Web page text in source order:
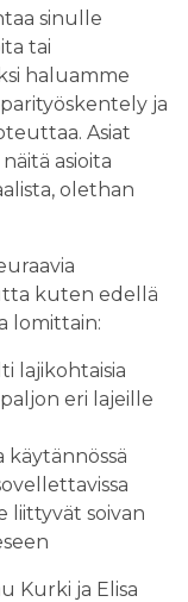
sinulle
tai
haluamme
ja
Asiat
asioita
olethan
kuten edellä
lomittain:
lajikohtaisia
eri lajeille
liittyvät soivan
Kurki ja Elisa